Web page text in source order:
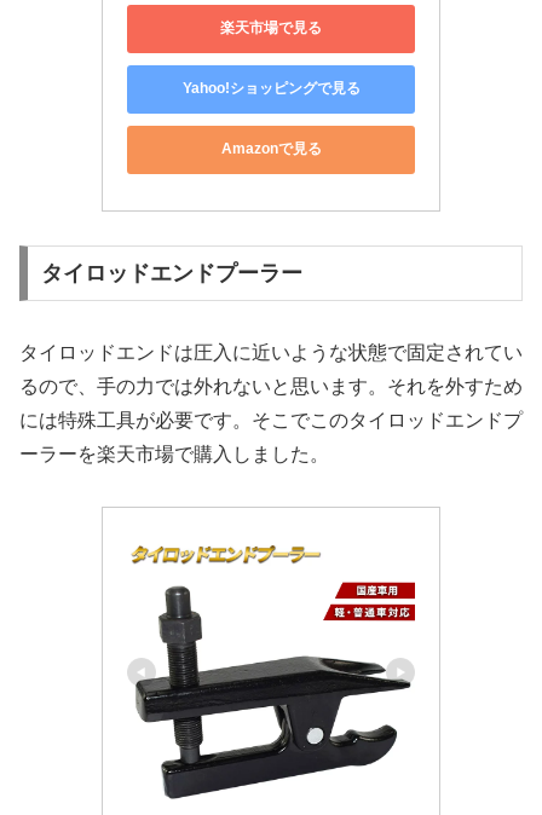
楽天市場で見る
Yahoo!ショッピングで見る
Amazonで見る
タイロッドエンドプーラー
タイロッドエンドは圧入に近いような状態で固定されてい
るので、手の力では外れないと思います。それを外すため
には特殊工具が必要です。そこでこのタイロッドエンドプ
ーラーを楽天市場で購入しました。